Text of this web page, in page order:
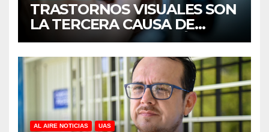
TRASTORNOS VISUALES SON
LA TERCERA CAUSA DE
DISCAPACIDAD EN MÉXICO,
REVELA ESTUDIO DEL
CIDOCS DE LA UAS
AL AIRE NOTICIAS UAS